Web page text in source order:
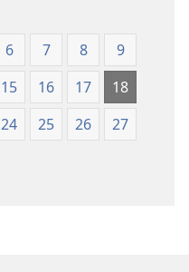
6 7 8
9
15 16 17
18
24 25 26
27